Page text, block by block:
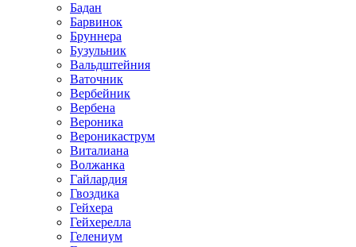
Бадан
Барвинок
Бруннера
Бузульник
Вальдштейния
Ваточник
Вербейник
Вербена
Вероника
Вероникаструм
Виталиана
Волжанка
Гайлардия
Гвоздика
Гейхера
Гейхерелла
Гелениум